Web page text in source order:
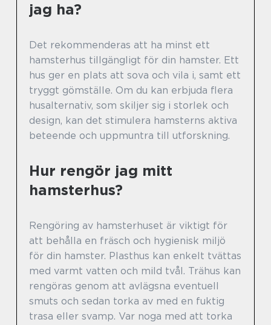
jag ha?
Det rekommenderas att ha minst ett
hamsterhus tillgängligt för din hamster. Ett
hus ger en plats att sova och vila i, samt ett
tryggt gömställe. Om du kan erbjuda flera
husalternativ, som skiljer sig i storlek och
design, kan det stimulera hamsterns aktiva
beteende och uppmuntra till utforskning.
Hur rengör jag mitt
hamsterhus?
Rengöring av hamsterhuset är viktigt för
att behålla en fräsch och hygienisk miljö
för din hamster. Plasthus kan enkelt tvättas
med varmt vatten och mild tvål. Trähus kan
rengöras genom att avlägsna eventuell
smuts och sedan torka av med en fuktig
trasa eller svamp. Var noga med att torka